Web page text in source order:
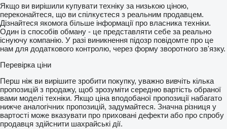
Якщо ви вирішили купувати техніку за низькою ціною,
переконайтеся, що ви спілкуєтеся з реальним продавцем.
Дізнайтеся якомога більше інформації про власника техніки.
Один із способів обману - це представляти себе за реально
існуючу компанію. У разі виникнення підозр повідомте про це
нам для додаткового контролю, через форму зворотного зв'язку.
Перевірка ціни
Перш ніж ви вирішите зробити покупку, уважно вивчіть кілька
пропозицій з продажу, щоб зрозуміти середню вартість обраної
вами моделі техніки. Якщо ціна вподобаної пропозиції набагато
нижче аналогічних пропозицій, задумайтеся. Значна різниця у
вартості може вказувати про приховані дефекти або про спробу
продавця здійснити шахрайські дії.